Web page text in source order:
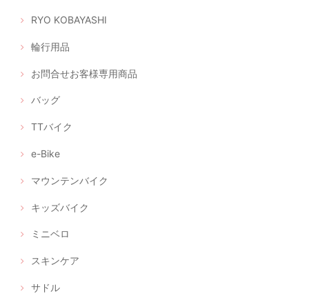
RYO KOBAYASHI
輪行用品
お問合せお客様専用商品
バッグ
TTバイク
e-Bike
マウンテンバイク
キッズバイク
ミニベロ
スキンケア
サドル